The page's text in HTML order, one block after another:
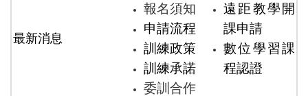
最新消息
報名須知
申請流程
訓練政策
訓練承諾
委訓合作
遠距教學開
課申請
數位學習課
程認證